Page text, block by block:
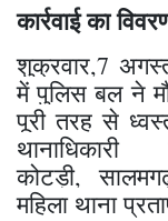
​कार्रवाई का
शुक्रवार,​7
में पुलिस बल ने
पूरी तरह से
कोटड़ी,
महिला थाना